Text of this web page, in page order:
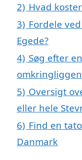
2) Hvad
3) Fordele
Egede?
4) Søg efter
5) Oversigt
eller hele
6) Find en
Danmark